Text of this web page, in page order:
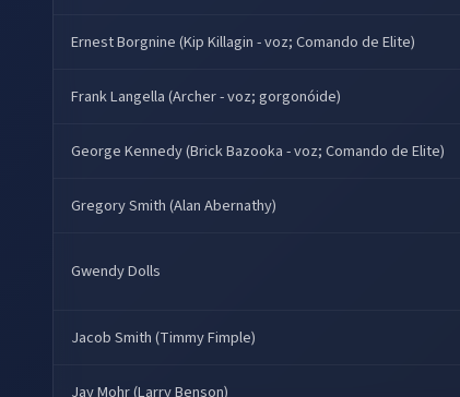
Ernest Borgnine (Kip Killagin - voz; Comando de Elite)
Frank Langella (Archer - voz; gorgonóide)
George Kennedy (Brick Bazooka - voz; Comando de Elite)
Gregory Smith (Alan Abernathy)
Gwendy Dolls
Jacob Smith (Timmy Fimple)
Jay Mohr (Larry Benson)